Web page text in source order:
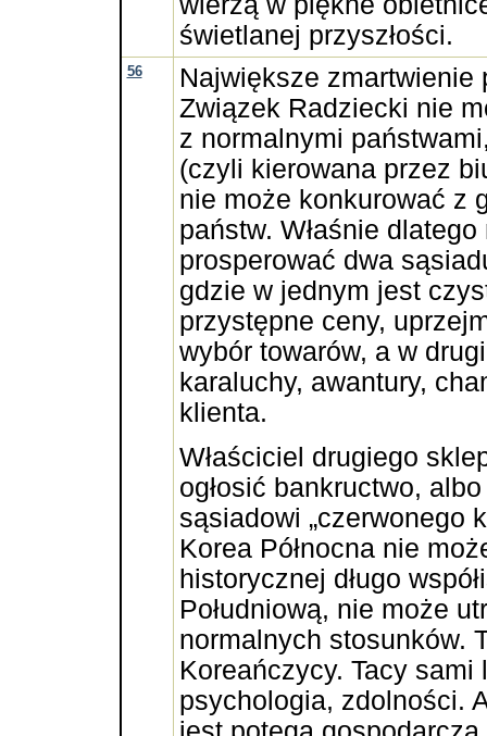
świetlanej przyszłości.
56
Największe zmartwienie
Związek Radziecki nie
z normalnymi
(czyli kierowana przez
nie może konkurować z
państw. Właśnie dlatego
prosperować dwa
gdzie w jednym jest
przystępne ceny,
wybór towarów, a w
karaluchy, awantury,
klienta.
Właściciel drugiego
ogłosić bankructwo,
sąsiadowi „czerwonego
Korea Północna nie
historycznej długo
Południową, nie może
normalnych stosunków.
Koreańczycy. Tacy
psychologia, zdolności.